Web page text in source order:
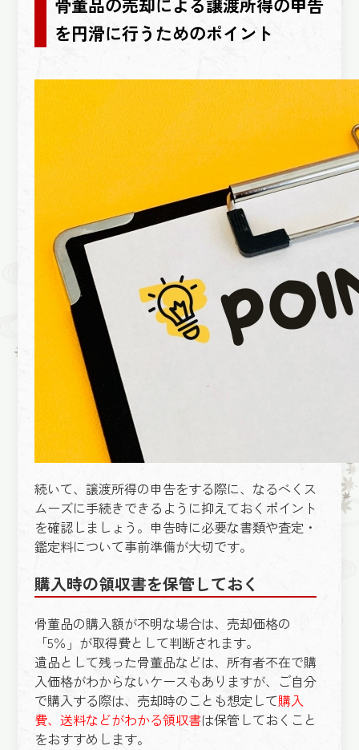
骨董品の売却による譲渡所得の申告
を円滑に行うためのポイント
続いて、譲渡所得の申告をする際に、なるべくス
ムーズに手続きできるように抑えておくポイント
を確認しましょう。申告時に必要な書類や査定・
鑑定料について事前準備が大切です。
購入時の領収書を保管しておく
骨董品の購入額が不明な場合は、売却価格の
「5％」が取得費として判断されます。
遺品として残った骨董品などは、所有者不在で購
入価格がわからないケースもありますが、ご自分
で購入する際は、売却時のことも想定して購入
費、送料などがわかる領収書は保管しておくこと
をおすすめします。